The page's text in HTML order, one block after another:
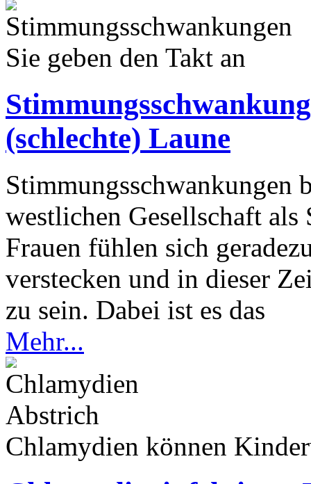
Sie geben den Takt an
(schlechte) Laune
Stimmungsschwankungen
westlichen Gesellschaft als
Frauen fühlen sich
verstecken und in dieser
zu sein. Dabei ist es das
Mehr...
Chlamydien können